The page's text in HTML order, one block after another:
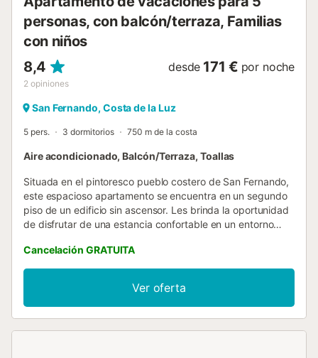
personas, con balcón/terraza, Familias
con niños
8,4
2 opiniones
desde 171 € por noche
San Fernando, Costa de la Luz
5 pers. 3 dormitorios 750 m de la costa
Aire acondicionado, Balcón/Terraza, Toallas
Situada en el pintoresco pueblo costero de San Fernando,
este espacioso apartamento se encuentra en un segundo
piso de un edificio sin ascensor. Les brinda la oportunidad
de disfrutar de una estancia confortable en un entorno
equipado con aire acondicionado y Smart TV perfecto
pasar un buen rato con sus familiares y amigos.
Encontrarán una hamaca que le da un toque especial,
invitándoles a la relajación total. La cocina de
vitrocerámica, cuenta con todos los utensilios necesarios
Cancelación GRATUITA
Ver oferta